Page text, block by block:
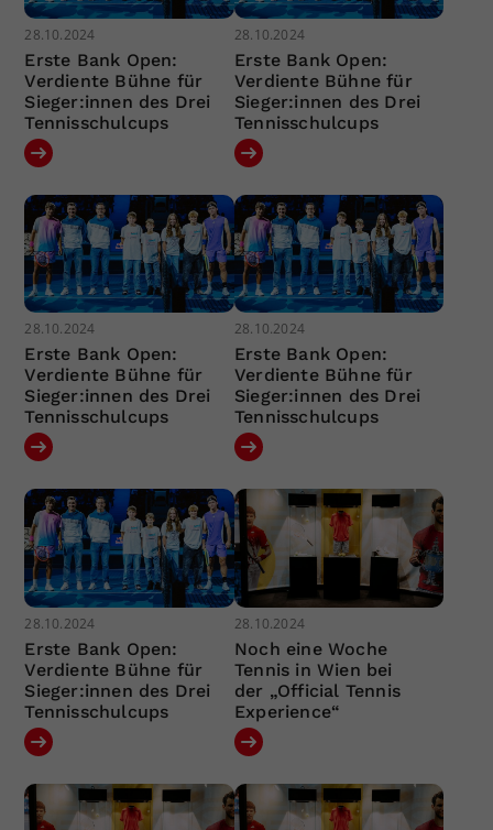
28.10.2024
Erste Bank Open:
Verdiente Bühne für
Sieger:innen des Drei
Tennisschulcups
28.10.2024
Erste Bank Open:
Verdiente Bühne für
Sieger:innen des Drei
Tennisschulcups
28.10.2024
Erste Bank Open:
Verdiente Bühne für
Sieger:innen des Drei
Tennisschulcups
28.10.2024
Erste Bank Open:
Verdiente Bühne für
Sieger:innen des Drei
Tennisschulcups
28.10.2024
Erste Bank Open:
Verdiente Bühne für
Sieger:innen des Drei
Tennisschulcups
28.10.2024
Noch eine Woche
Tennis in Wien bei
der „Official Tennis
Experience“